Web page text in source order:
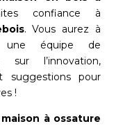
confiance à
. Vous aurez à
une équipe de
sur l’innovation,
suggestions pour
!
maison à ossature